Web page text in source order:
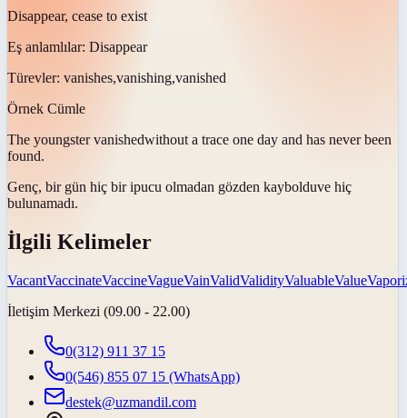
Disappear, cease to exist
Eş anlamlılar: Disappear
Türevler: vanishes,vanishing,vanished
Örnek Cümle
The youngster vanishedwithout a trace one day and has never been
found.
Genç, bir gün hiç bir ipucu olmadan gözden kaybolduve hiç
bulunamadı.
İlgili Kelimeler
VacantVaccinateVaccineVagueVainValidValidityValuableValue
İletişim Merkezi (09.00 - 22.00)
0(312) 911 37 15
0(546) 855 07 15 (WhatsApp)
destek@uzmandil.com